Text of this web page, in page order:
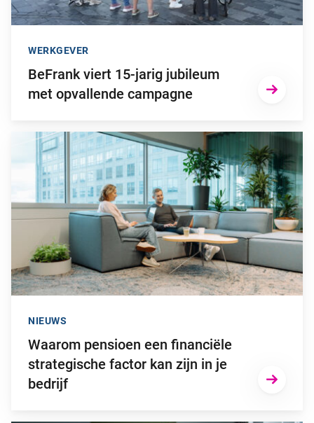
BeFrank viert 15-jarig jubileum
met opvallende campagne
WERKGEVER
Ga naar “Waarom pensioen een financiële strategische
Waarom pensioen een financiële
strategische factor kan zijn in je
bedrijf
NIEUWS